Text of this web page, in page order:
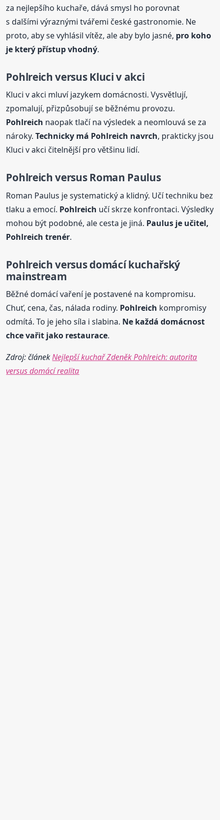
za nejlepšího kuchaře, dává smysl ho porovnat
s dalšími výraznými tvářemi české gastronomie. Ne
proto, aby se vyhlásil vítěz, ale aby bylo jasné, pro koho
je který přístup vhodný.
Pohlreich versus Kluci v akci
Kluci v akci mluví jazykem domácnosti. Vysvětlují,
zpomalují, přizpůsobují se běžnému provozu.
Pohlreich naopak tlačí na výsledek a neomlouvá se za
nároky.Technicky má Pohlreich navrch, prakticky jsou
Kluci v akci čitelnější pro většinu lidí.
Pohlreich versus Roman Paulus
Roman Paulus je systematický a klidný. Učí techniku bez
tlaku a emocí. Pohlreich učí skrze konfrontaci. Výsledky
mohou být podobné, ale cesta je jiná. Paulus je učitel,
Pohlreich trenér.
Pohlreich versus domácí kuchařský
mainstream
Běžné domácí vaření je postavené na kompromisu.
Chuť, cena, čas, nálada rodiny. Pohlreich kompromisy
odmítá. To je jeho síla i slabina. Ne každá domácnost
chce vařit jako restaurace.
Zdroj: článekNejlepší kuchař Zdeněk Pohlreich: autorita
versus domácí realita